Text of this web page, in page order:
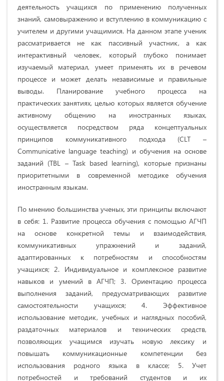
деятельность учащихся по применению полученных
знаний, самовыражению и вступлению в коммуникацию с
учителем и другими учащимися. На данном этапе ученик
рассматривается не как пассивный участник, а как
интерактивный человек, который глубоко понимает
изучаемый материал, умеет применять их в речевом
процессе и может делать независимые и правильные
выводы. Планирование учебного процесса на
практических занятиях, целью которых является обучение
активному общению на иностранных языках,
осуществляется посредством ряда концептуальных
принципов коммуникативного подхода (CLT –
Communicative language teaching) и обучения на основе
заданий (TBL – Task based learning), которые признаны
приоритетными в современной методике обучения
иностранным языкам.
По мнению большинства ученых, эти принципы включают
в себя: 1. Развитие процесса обучения с помощью АГЧП
на основе конкретной темы и взаимодействия,
коммуникативных упражнений и заданий,
адаптированных к потребностям и способностям
учащихся; 2. Индивидуальное и комплексное развитие
навыков и умений в АГЧП; 3. Ориентацию процесса
выполнения заданий, предусматривающих развитие
самостоятельности учащихся; 4. Эффективное
использование методик, учебных и наглядных пособий,
раздаточных материалов и технических средств,
позволяющих учащимся изучать новую лексику и
повышать коммуникационные компетенции без
использования родного языка в классе; 5. Учет
потребностей и требований студентов и их